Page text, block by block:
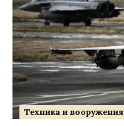
Техника и вооружения